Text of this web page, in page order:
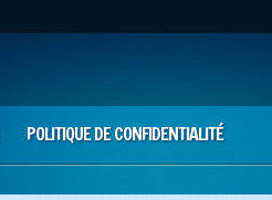
POLITIQUE DE CONFIDENTIALITÉ